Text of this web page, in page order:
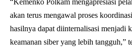
“Kemenko Polkam mengapresiasi
akan terus mengawal proses
hasilnya dapat diinternalisasi menjadi
keamanan siber yang lebih tangguh,”